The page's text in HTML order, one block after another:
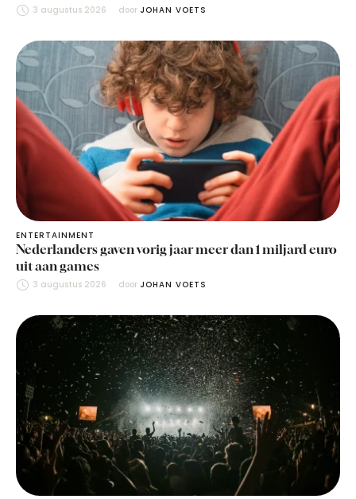
3 augustus 2026 door JOHAN VOETS
ENTERTAINMENT
Nederlanders gaven vorig jaar meer dan 1 miljard euro
uit aan games
3 augustus 2026 door JOHAN VOETS